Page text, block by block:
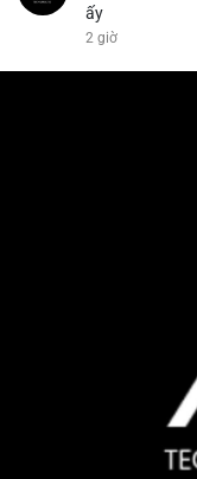
ấy
2 giờ